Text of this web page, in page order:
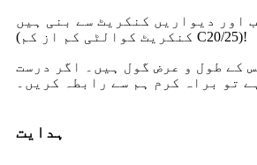
اور دیواریں کنکریٹ سے بنی ہیں
(کنکریٹ کوالٹی کم از کم C20/25)!
کے طول و عرض گول ہیں۔ اگر درست
تو براہ کرم ہم سے رابطہ کریں۔
ہدایت